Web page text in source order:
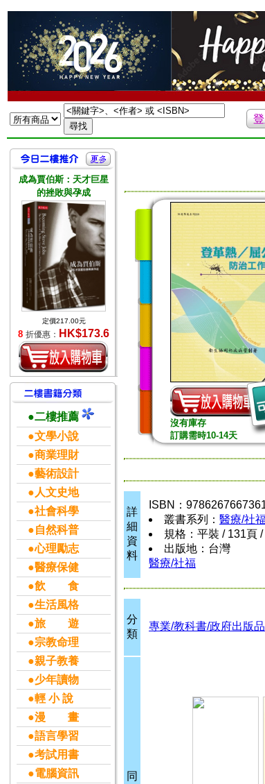
成為賈伯斯：天才巨星
的挫敗與孕成
定價217.00元
8 折優惠： HK$173.6
●二樓推薦
●文學小說
●商業理財
●藝術設計
●人文史地
●社會科學
●自然科普
●心理勵志
●醫療保健
●飲 食
●生活風格
●旅 遊
●宗教命理
●親子教養
●少年讀物
●輕 小 說
●漫 畫
●語言學習
●考試用書
●電腦資訊
沒有庫存
訂購需時10-14天
詳
細
資
料
ISBN：
叢書系列： 醫療/社
規格：平裝 / 131頁
出版地：台灣
醫療/社福
分
類
專業/教科書/政府出版品
同